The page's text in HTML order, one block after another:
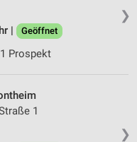
❯
|
Geöffnet
Prospekt
❯
1